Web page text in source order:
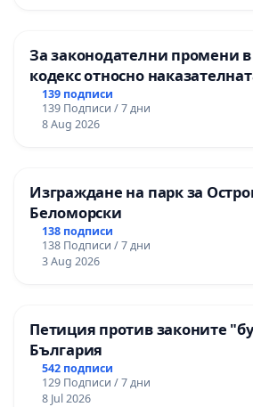
За законодателни промени
кодекс относно
на непълнолетните при
умишлени престъпления
139 подписи
139 Подписи / 7 дни
8 Aug 2026
Изграждане на парк за
Беломорски
138 подписи
138 Подписи / 7 дни
3 Aug 2026
Петиция против законите
България
542 подписи
129 Подписи / 7 дни
8 Jul 2026